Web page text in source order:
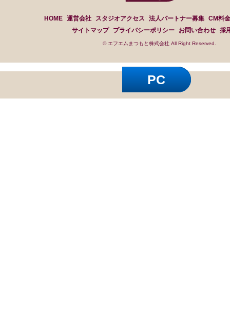
HOME 運営会社 スタジオアクセス 法人パートナー募集 CM料
サイトマップ
プライバシーポリシー お問い合わせ 採
© エフエムまつもと株式会社 All Right Reserved.
PC